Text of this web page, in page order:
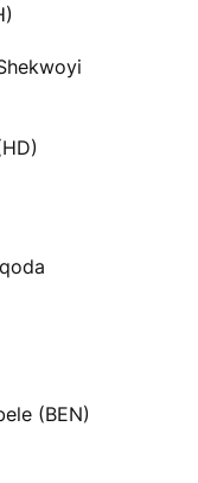
(BEN)